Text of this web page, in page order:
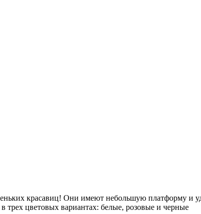
красавиц! Они имеют небольшую платформу и
цветовых вариантах: белые, розовые и черные